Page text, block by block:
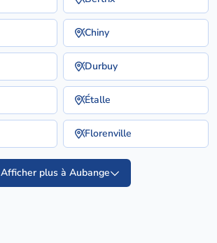
Chiny
Durbuy
Étalle
Florenville
Afficher plus à Aubange